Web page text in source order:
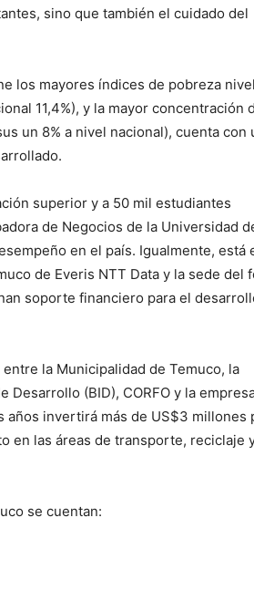
sino que también el cuidado del
los mayores índices de pobreza nivel
11,4%), y la mayor concentración
un 8% a nivel nacional), cuenta con
superior y a 50 mil estudiantes
de Negocios de la Universidad
en el país. Igualmente, está
de Everis NTT Data y la sede del
soporte financiero para el
la Municipalidad de Temuco, la
Desarrollo (BID), CORFO y la
años invertirá más de US$3 millones
en las áreas de transporte, reciclaje
se cuentan: